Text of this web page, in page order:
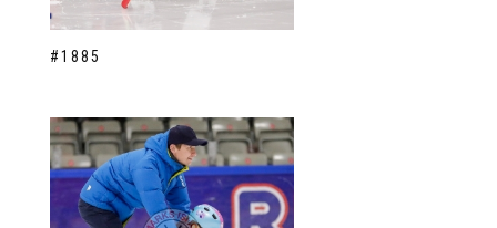
#1885